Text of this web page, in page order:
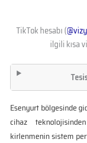
TikTok hesabı (
ilgili kısa
Esenyurt bölgesinde
cihaz
kirlenmenin sistem